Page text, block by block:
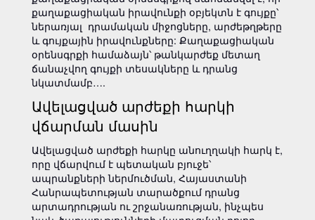
քաղաքացիական իրավունքի օբյեկտն է գույքը՝
ներառյալ դրամական միջոցները, արժեթղթերը
և գույքային իրավունքները: Քաղաքացիական
օրենսգրքի համաձայն՝ թանկարժեք մետաղ
ճանաչվող գույքի տեսակները և դրանց
նկատմամբ….
Ավելացված արժեքի հարկի
վճարման մասին
Ավելացված արժեքի հարկը անուղղակի հարկ է,
որը վճարվում է պետական բյուջե՝
ապրանքների ներմուծման, Հայաստանի
Հանրապետության տարածքում դրանց
արտադրության ու շրջանառության, ինչպես